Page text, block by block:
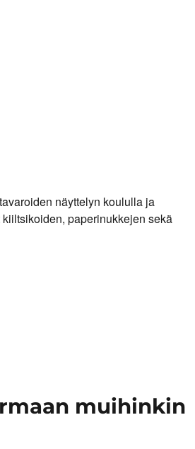
näyttelyn koululla ja
paperinukkejen sekä
muihinkin